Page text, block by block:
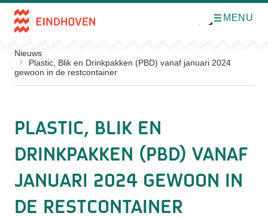
Direct naar de inhoud
O
e
MENU
Nieuws
Plastic, Blik en Drinkpakken (PBD) vanaf januari 2024
gewoon in de restcontainer
Plastic, Blik en
Drinkpakken (PBD) vanaf
januari 2024 gewoon in
de restcontainer